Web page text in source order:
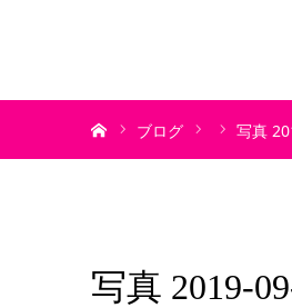
ブログ 写真
写真 2019-